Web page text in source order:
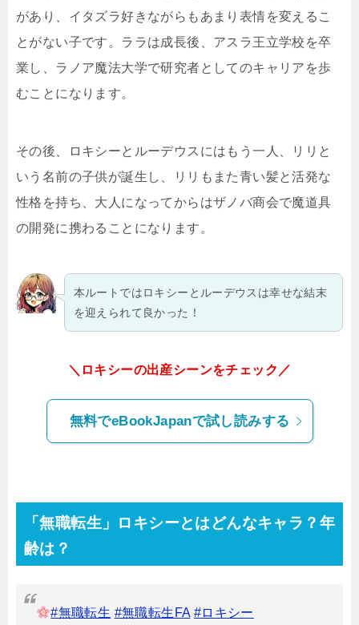
があり、イタズラ好きながらもあまり表情を変えるこ
とがない子です。ララは成長後、アスラ王立学校を卒
業し、ラノア魔法大学で研究者としてのキャリアを歩
むことになります。
その後、ロキシーとルーデウスにはもう一人、リリと
いう名前の子供が誕生し、リリもまた青い髪と活発な
性格を持ち、大人になってからはザノバ商会で魔道具
の開発に携わることになります。
本ルートではロキシーとルーデウスは幸せな結末
を迎えられて良かった！
＼ロキシーの出産シーンをチェック／
無料でeBookJapanで試し読みする
「無職転生」ロキシーとはどんなキャラ？年
齢は？
#無職転生 #無職転生FA #ロキシー